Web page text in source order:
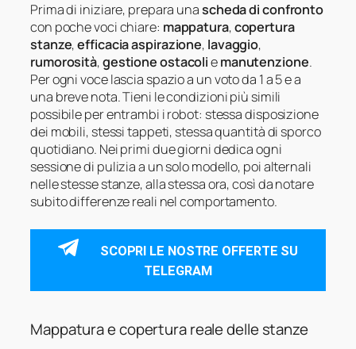
Prima di iniziare, prepara unascheda di confronto
con poche voci chiare: mappatura,copertura
stanze,efficacia aspirazione, lavaggio,
rumorosità,gestione ostacoliemanutenzione.
Per ogni voce lascia spazio a un voto da 1 a 5 e a
una breve nota. Tieni le condizioni più simili
possibile per entrambi i robot: stessa disposizione
dei mobili, stessi tappeti, stessa quantità di sporco
quotidiano. Nei primi due giorni dedica ogni
sessione di pulizia a un solo modello, poi alternali
nelle stesse stanze, alla stessa ora, così da notare
subito differenze reali nel comportamento.
SCOPRI LE NOSTRE OFFERTE SU
TELEGRAM
Mappatura e copertura reale delle stanze